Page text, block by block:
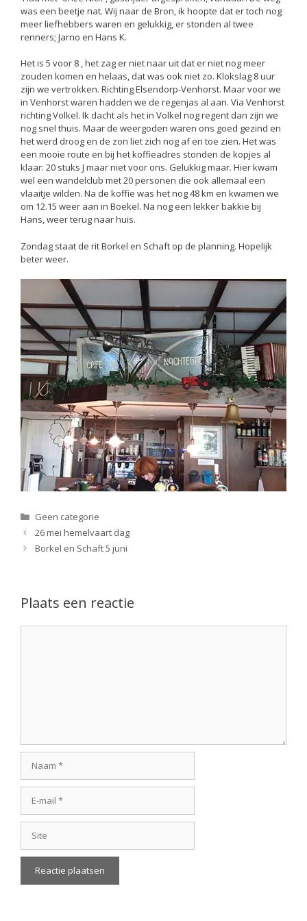
was een beetje nat. Wij naar de Bron, ik hoopte dat er toch nog
meer liefhebbers waren en gelukkig, er stonden al twee
renners; Jarno en Hans K.
Het is 5 voor 8 , het zag er niet naar uit dat er niet nog meer
zouden komen en helaas, dat was ook niet zo. Klokslag 8 uur
zijn we vertrokken. Richting Elsendorp-Venhorst. Maar voor we
in Venhorst waren hadden we de regenjas al aan. Via Venhorst
richting Volkel. Ik dacht als het in Volkel nog regent dan zijn we
nog snel thuis. Maar de weergoden waren ons goed gezind en
het werd droog en de zon liet zich nog af en toe zien. Het was
een mooie route en bij het koffieadres stonden de kopjes al
klaar: 20 stuks J maar niet voor ons. Gelukkig maar. Hier kwam
wel een wandelclub met 20 personen die ook allemaal een
vlaaitje wilden. Na de koffie was het nog 48 km en kwamen we
om 12.15 weer aan in Boekel. Na nog een lekker bakkie bij
Hans, weer terug naar huis.
Zondag staat de rit Borkel en Schaft op de planning. Hopelijk
beter weer.
Categorieën
Geen categorie
26 mei hemelvaart dag
Borkel en Schaft 5 juni
Plaats een reactie
mail